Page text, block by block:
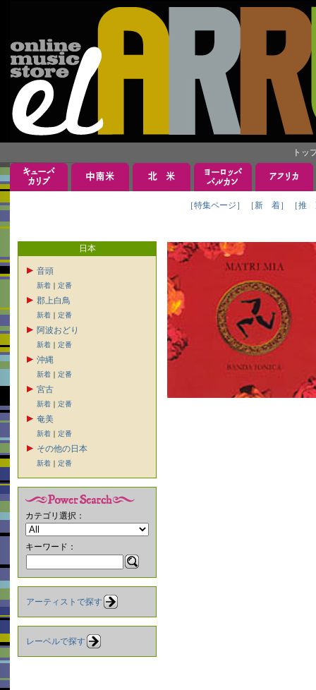
トッ
［特集ページ］ ［新 着］ ［推
日本
音頭
新着 ｜ 定番
郡上白鳥
新着 ｜ 定番
阿波おどり
新着 ｜ 定番
沖縄
新着 ｜ 定番
宮古
新着 ｜ 定番
奄美
新着 ｜ 定番
その他の日本
新着 ｜ 定番
カテゴリ選択：
キーワード：
アーティストで探す
レーベルで探す